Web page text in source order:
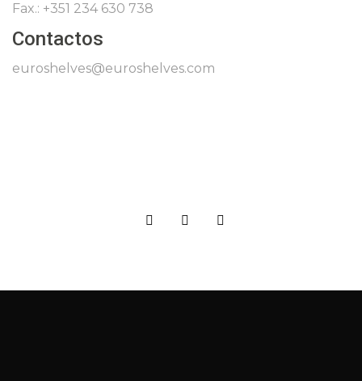
Fax.: +351 234 630 738
Contactos
euroshelves@euroshelves.com